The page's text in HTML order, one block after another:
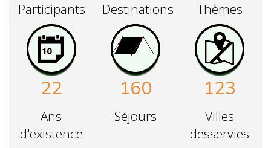
Participants Destinations Thèmes
22
Ans
d'existence
160
Séjours
123
Villes
desservies